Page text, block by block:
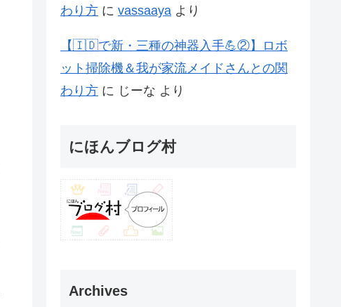
わり方 に vassaaya より
【🇮🇩で新・三種の神器入手💪②】ロボ
ット掃除機＆我が家流メイドさんとの関
わり方 に じーな より
にほんブログ村
Archives